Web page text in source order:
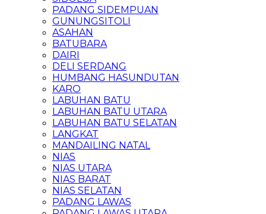
PADANG SIDEMPUAN
GUNUNGSITOLI
ASAHAN
BATUBARA
DAIRI
DELI SERDANG
HUMBANG HASUNDUTAN
KARO
LABUHAN BATU
LABUHAN BATU UTARA
LABUHAN BATU SELATAN
LANGKAT
MANDAILING NATAL
NIAS
NIAS UTARA
NIAS BARAT
NIAS SELATAN
PADANG LAWAS